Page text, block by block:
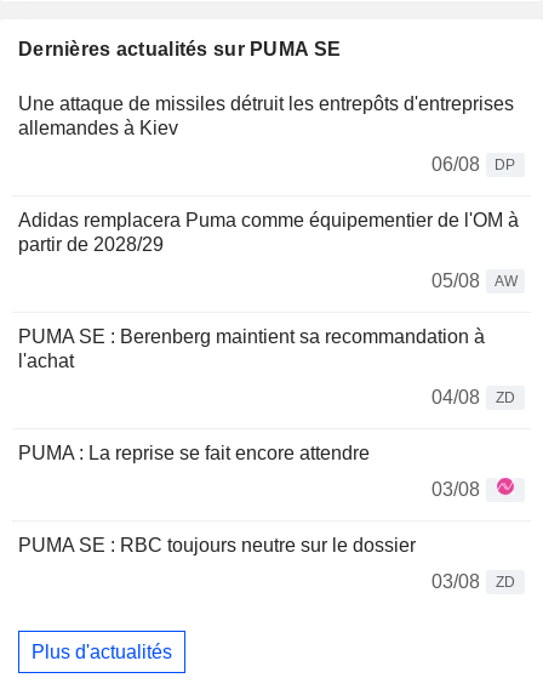
Dernières actualités sur PUMA SE
Une attaque de missiles détruit les entrepôts d'entreprises
allemandes à Kiev
06/08
DP
Adidas remplacera Puma comme équipementier de l'OM à
partir de 2028/29
05/08
AW
PUMA SE : Berenberg maintient sa recommandation à
l'achat
04/08
ZD
PUMA : La reprise se fait encore attendre
03/08
PUMA SE : RBC toujours neutre sur le dossier
03/08
ZD
Plus d'actualités